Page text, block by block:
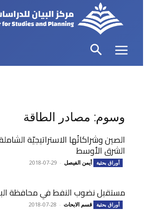
وسوم: مصادر الطاقة
الصين وشراكاتُها الاستراتيجيّة
الشرق الأوسط
أوراق بحثية أيمن الفيصل -
2018-07-29
مستقبل نضوب النفط في محافظة
أوراق بحثية قسم الابحاث -
2018-07-28